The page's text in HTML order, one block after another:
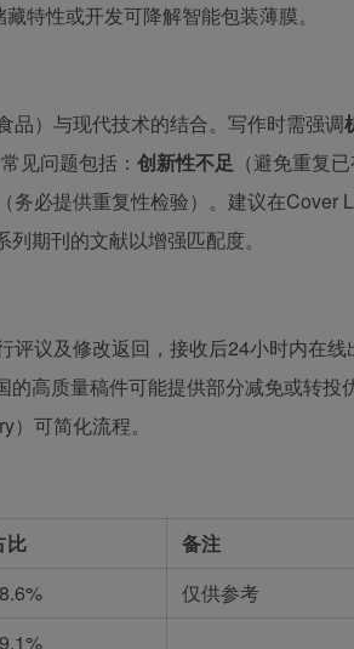
特性或开发可降解智能包装薄膜。
品）与现代技术的结合。写作时需强调
见问题包括： 创新性不足 （避免重复
（务必提供重复性检验）。建议在Cover
期刊的文献以增强匹配度。
评议及修改返回，接收后24小时内在线
的高质量稿件可能提供部分减免或转投
可简化流程。
比
备注
仅供参考